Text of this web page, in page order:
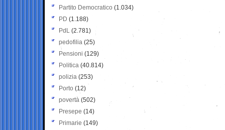
Partito Democratico (1.034)
PD (1.188)
PdL (2.781)
pedofilia (25)
Pensioni (129)
Politica (40.814)
polizia (253)
Porto (12)
povertà (502)
Presepe (14)
Primarie (149)